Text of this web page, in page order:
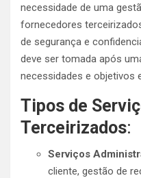
necessidade de uma
fornecedores
de segurança e
deve ser tomada após
necessidades e objetivos
Tipos de
Terceirizados:
Serviços
cliente, gestão de